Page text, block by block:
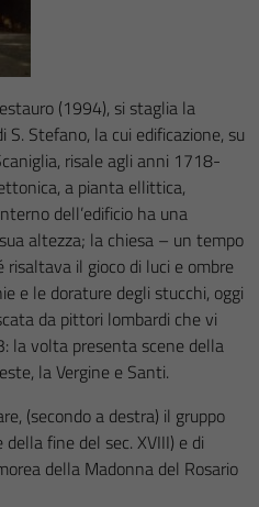
(1994), si staglia la
Stefano, la cui edificazione, su
risale agli anni 1718-
a pianta ellittica,
dell’edificio ha una
altezza; la chiesa – un tempo
il gioco di luci e ombre
e le dorature degli stucchi, oggi
da pittori lombardi che vi
la volta presenta scene della
la Vergine e Santi.
(secondo a destra) il gruppo
fine del sec. XVIII) e di
della Madonna del Rosario